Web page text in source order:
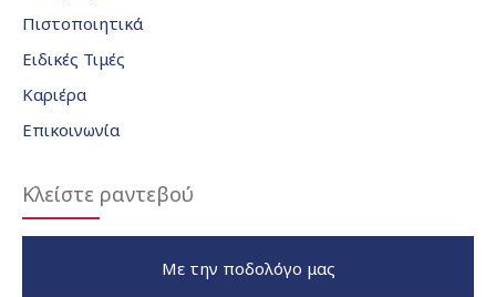
Πιστοποιητικά
Ειδικές Τιμές
Καριέρα
Επικοινωνία
Κλείστε ραντεβού
Με την ποδολόγο μας